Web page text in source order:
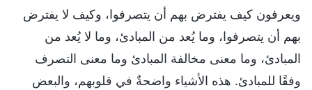
ويعرفون كيف يفترض بهم أن يتصرفوا، وكيف لا يفترض
بهم أن يتصرفوا، وما يُعد من المبادئ، وما لا يُعد من
المبادئ، وما معنى مخالفة المبادئ وما معنى التصرف
وفقًا للمبادئ. هذه الأشياء واضحةٌ في قلوبهم، والبعض